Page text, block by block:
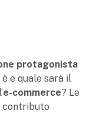
protagonista
e quale sarà il
e-commerce? Le
contributo